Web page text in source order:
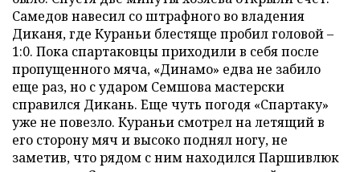
Самедов навесил со штрафного во владения
Диканя, где Кураньи блестяще пробил головой –
1:0. Пока спартаковцы приходили в себя после
пропущенного мяча, «Динамо» едва не забило
еще раз, но с ударом Семшова мастерски
справился Дикань. Еще чуть погодя «Спартаку»
уже не повезло. Кураньи смотрел на летящий в
его сторону мяч и высоко поднял ногу, не
заметив, что рядом с ним находился Паршивлюк